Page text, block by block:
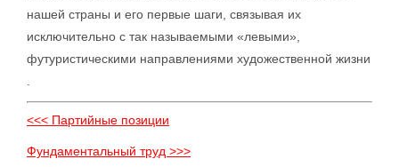
нашей страны и его первые шаги, связывая их
исключительно с так называемыми «левыми»,
футуристическими направлениями художественной жизни
<<< Партийные позиции
Фундаментальный труд >>>